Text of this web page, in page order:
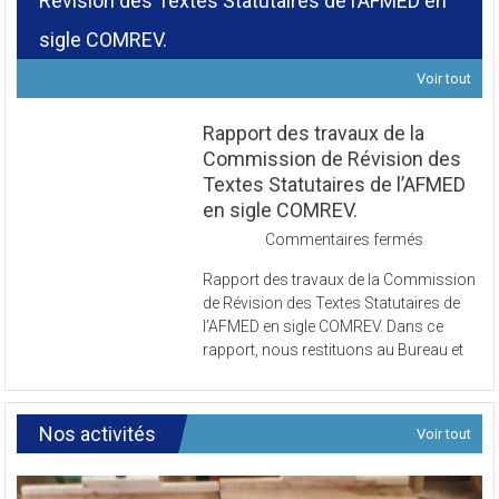
sigle COMREV.
Voir tout
Rapport des travaux de la
Commission de Révision des
Textes Statutaires de l’AFMED
en sigle COMREV.
Commentaires fermés
des
travaux
de
la
de
Révision
Textes
Statutaires
Rapport des travaux de la Commission
de Révision des Textes Statutaires de
l’AFMED en sigle COMREV. Dans ce
rapport, nous restituons au Bureau et
Nos activités Voir tout